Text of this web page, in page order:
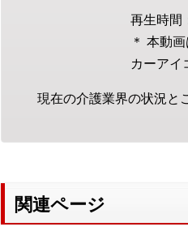
再生時間
＊ 本動
カーアイ
現在の介護業界の状況と
関連ページ